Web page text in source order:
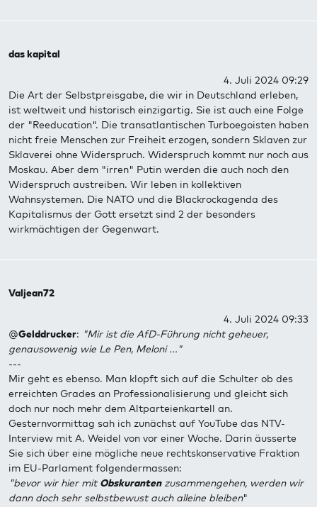
das kapital
4. Juli 2024 09:29
Die Art der Selbstpreisgabe, die wir in Deutschland erleben,
ist weltweit und historisch einzigartig. Sie ist auch eine Folge
der "Reeducation". Die transatlantischen Turboegoisten haben
nicht freie Menschen zur Freiheit erzogen, sondern Sklaven zur
Sklaverei ohne Widerspruch. Widerspruch kommt nur noch aus
Moskau. Aber dem "irren" Putin werden die auch noch den
Widerspruch austreiben. Wir leben in kollektiven
Wahnsystemen. Die NATO und die Blackrockagenda des
Kapitalismus der Gott ersetzt sind 2 der besonders
wirkmächtigen der Gegenwart.
Valjean72
4. Juli 2024 09:33
@Gelddrucker: "Mir ist die AfD-Führung nicht geheuer,
genausowenig wie Le Pen, Meloni ..."
---
Mir geht es ebenso. Man klopft sich auf die Schulter ob des
erreichten Grades an Professionalisierung und gleicht sich
doch nur noch mehr dem Altparteienkartell an.
Gesternvormittag sah ich zunächst auf YouTube das NTV-
Interview mit A. Weidel von vor einer Woche. Darin äusserte
Sie sich über eine mögliche neue rechtskonservative Fraktion
im EU-Parlament folgendermassen:
"bevor wir hier mitObskurantenzusammengehen, werden wir
dann doch sehr selbstbewust auch alleine bleiben"